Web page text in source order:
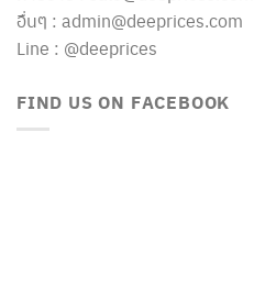
อื่นๆ : admin@deeprices.com
Line : @deeprices
FIND US ON FACEBOOK